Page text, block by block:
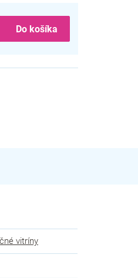
Do košíka
vitríny